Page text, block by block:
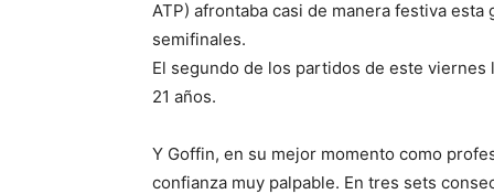
ATP) afrontaba casi de manera festiva
semifinales.
El segundo de los partidos de este
21 años.
Y Goffin, en su mejor momento como
confianza muy palpable. En tres sets